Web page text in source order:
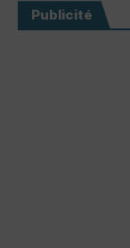
Publicité